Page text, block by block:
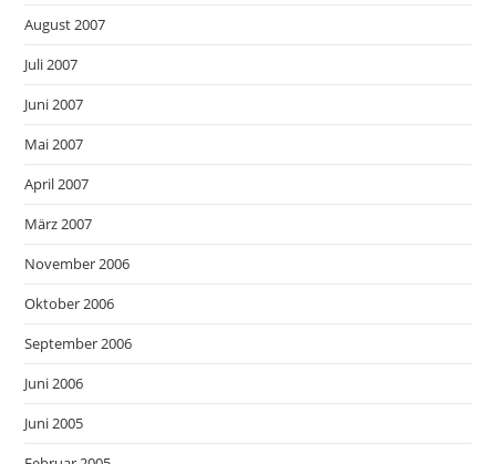
August 2007
Juli 2007
Juni 2007
Mai 2007
April 2007
März 2007
November 2006
Oktober 2006
September 2006
Juni 2006
Juni 2005